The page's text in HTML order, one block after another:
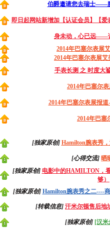
伯爵邀请您去瑞士——
即日起网站新增加【认证会员】【爱
身未动，心已远——
2014年巴塞尔表展
2014年巴塞尔表展
手表长测 之 时度大
2014年巴塞尔
2014年巴塞尔表展报
2014年巴塞
[独家原创] Hamilton腕表秀
[心得交流] 晒
[独家原创] 电影中的HAMILTON，
够）
[独家原创] Hamilton腕表秀之二----
[转载信息] 汗米尔顿售后地
[独家原创] [汉